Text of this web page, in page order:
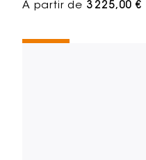
À partir de 3 225,00 €